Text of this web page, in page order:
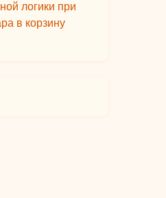
логики при
в корзину